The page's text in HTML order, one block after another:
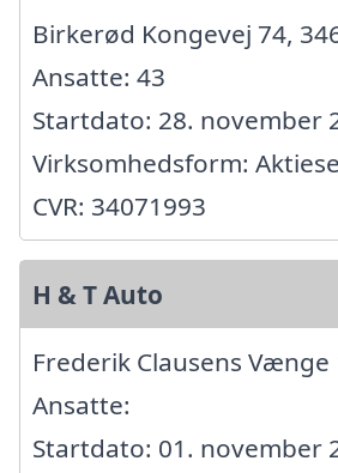
Birkerød Kongevej 74,
Ansatte: 43
Startdato: 28. november
Virksomhedsform:
CVR: 34071993
H & T Auto
Frederik Clausens Vænge
Ansatte:
Startdato: 01. november